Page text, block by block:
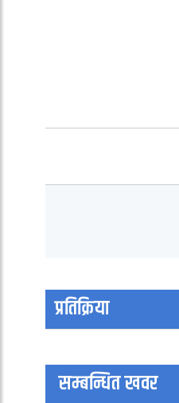
प्रतिक्रिया
सम्बन्धित खवर